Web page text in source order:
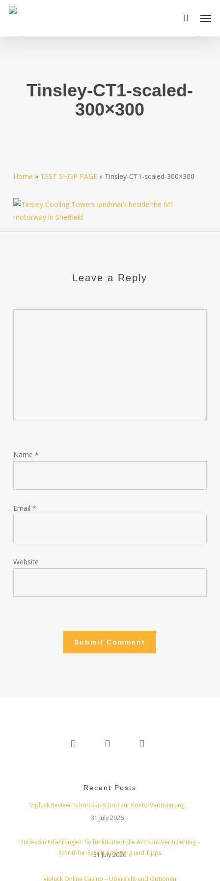
Skip
Tinsley-CT1-scaled-
300×300
Home » TEST SHOP PAGE» Tinsley-CT1-scaled-300×300
Leave a Reply
Name *
Email *
Website
Recent Posts
Vipluck Review: Schritt‑für‑Schritt zur Konto‑Verifizierung
31 July 2026
Dudespin Erfahrungen: So funktioniert die Account‑Verifizierung –
Schritt‑für‑Schritt Anleitung und Tipps
31 July 2026
Vipluck Online Casino – Übersicht und Optionen